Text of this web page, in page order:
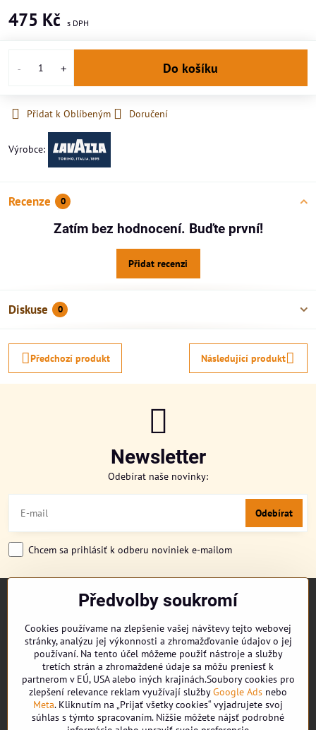
475 Kč
Do košíku
Přidat k Oblíbeným Doručení
Výrobce:
Recenze 0
Zatím bez hodnocení. Buďte první!
Přidat recenzi
Diskuse 0
Předchozí produkt Následující produkt
Newsletter
Odebírat naše novinky:
Odebírat
Chcem sa prihlásiť k odberu noviniek e-mailom
CUKRONOVINKY
DORUČENÍ OBJEDNÁVKY
REKLAMAČNÍ ŘÁD
OBCHODNÍ PODMÍNKY
KONTAKT
Předvolby soukromí
Cookies používame na zlepšenie vašej návštevy tejto webovej
stránky, analýzu jej výkonnosti a zhromažďovanie údajov o jej
používaní. Na tento účel môžeme použiť nástroje a služby
tretích strán a zhromaždené údaje sa môžu preniesť k
partnerom v EÚ, USA alebo iných krajinách.Soubory cookies pro
zlepšení relevance reklam využívají službyGoogle Ads nebo
Meta. Kliknutím na „Prijať všetky cookies“ vyjadrujete svoj
súhlas s týmto spracovaním. Nižšie môžete nájsť podrobné